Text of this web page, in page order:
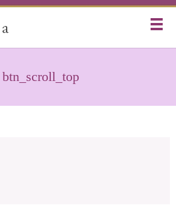
メ
btn_scroll_top